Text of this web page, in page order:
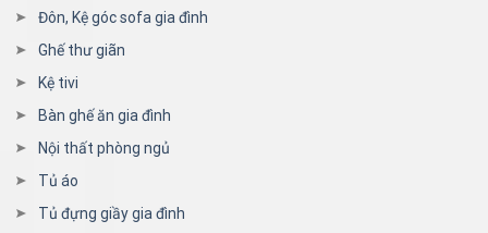
Đôn, Kệ góc sofa gia đình
Ghế thư giãn
Kệ tivi
Bàn ghế ăn gia đình
Nội thất phòng ngủ
Tủ áo
Tủ đựng giầy gia đình